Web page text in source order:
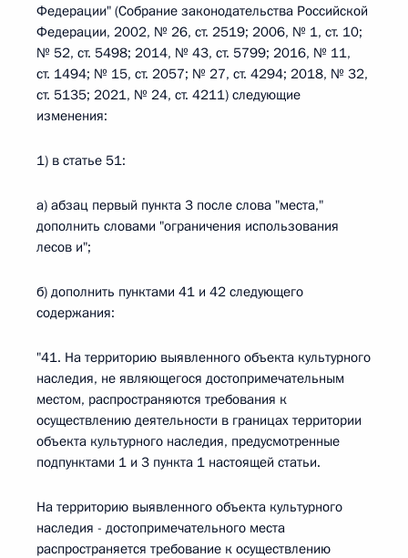
Федерации" (Собрание законодательства Российской
Федерации, 2002, № 26, ст. 2519; 2006, № 1, ст. 10;
№ 52, ст. 5498; 2014, № 43, ст. 5799; 2016, № 11,
ст. 1494; № 15, ст. 2057; № 27, ст. 4294; 2018, № 32,
ст. 5135; 2021, № 24, ст. 4211) следующие
изменения:
1) в статье 51:
а) абзац первый пункта 3 после слова "места,"
дополнить словами "ограничения использования
лесов и";
б) дополнить пунктами 41 и 42 следующего
содержания:
"41. На территорию выявленного объекта культурного
наследия, не являющегося достопримечательным
местом, распространяются требования к
осуществлению деятельности в границах территории
объекта культурного наследия, предусмотренные
подпунктами 1 и 3 пункта 1 настоящей статьи.
На территорию выявленного объекта культурного
наследия - достопримечательного места
распространяется требование к осуществлению